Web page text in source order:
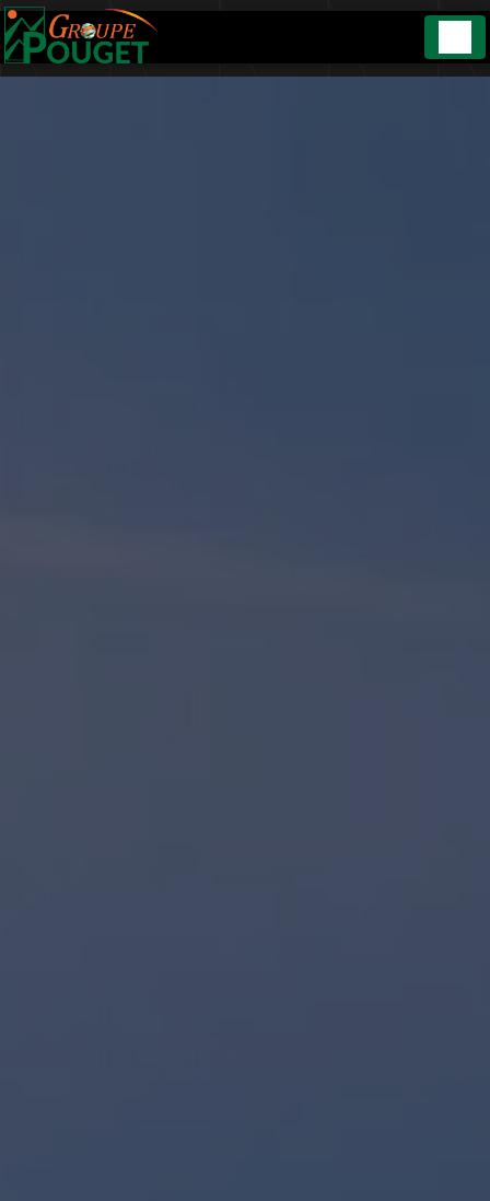
Panneau de gestion des cookies